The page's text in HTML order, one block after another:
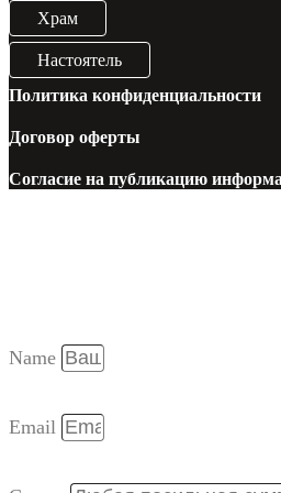
Храм
Настоятель
Политика конфиденциальности
Договор оферты
Согласие на публикацию
Name
Email